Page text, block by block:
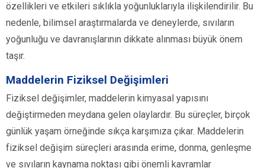
özellikleri ve etkileri sıklıkla yoğunluklarıyla ilişkilendirilir. Bu
nedenle, bilimsel araştırmalarda ve deneylerde, sıvıların
yoğunluğu ve davranışlarının dikkate alınması büyük önem
taşır.
Maddelerin Fiziksel Değişimleri
Fiziksel değişimler, maddelerin kimyasal yapısını
değiştirmeden meydana gelen olaylardır. Bu süreçler, birçok
günlük yaşam örneğinde sıkça karşımıza çıkar. Maddelerin
fiziksel değişim süreçleri arasında erime, donma, genleşme
ve sıvıların kaynama noktası gibi önemli kavramlar